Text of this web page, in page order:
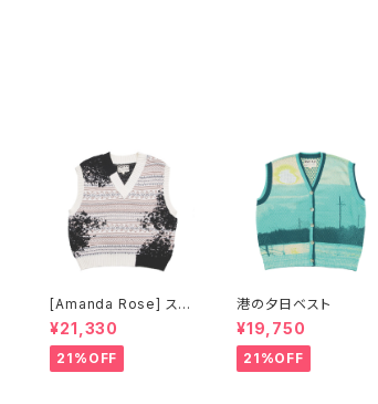
[Amanda Rose] スプ
ラッシュインク風フェア
アイル ベスト
¥21,330
21%OFF
港の夕日ベスト
¥19,750
21%OFF